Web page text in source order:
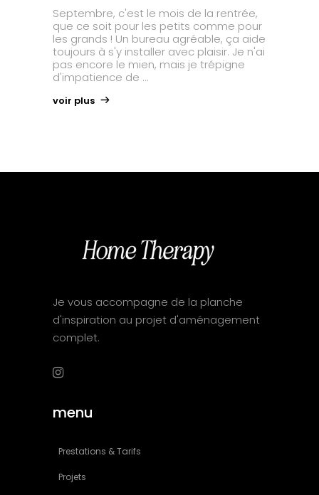
Septembre, c'est le mois de la rentrée,
que ce soit pour les petits comme pour
les grands ! Un bureau agréable, ça aide
toujours à s'y installer avec plaisir. Je n'ai
pas encore le mien, mais je trépigne
d'impatience de
voir plus
Je vous accompagne de la planche
d'inspiration au projet d'aménagement
complet.
menu
Prestations & Tarifs
Projets